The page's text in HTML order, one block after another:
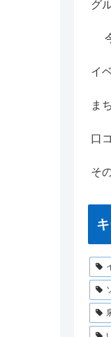
グ
イ
ま
口
そ